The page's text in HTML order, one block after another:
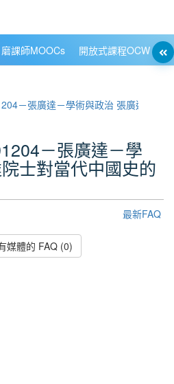
磨課師MOOCs 開放式課程OCW
－張廣達－學術與政治 張廣達院士
－張廣達－學
士對當代中國史的
最新FAQ
媒體的 FAQ (0)